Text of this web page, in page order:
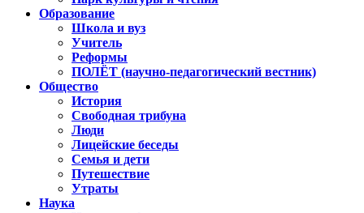
Образование
Школа и вуз
Учитель
Реформы
ПОЛЁТ (научно-педагогический вестник)
Общество
История
Свободная трибуна
Люди
Лицейские беседы
Семья и дети
Путешествие
Утраты
Наука